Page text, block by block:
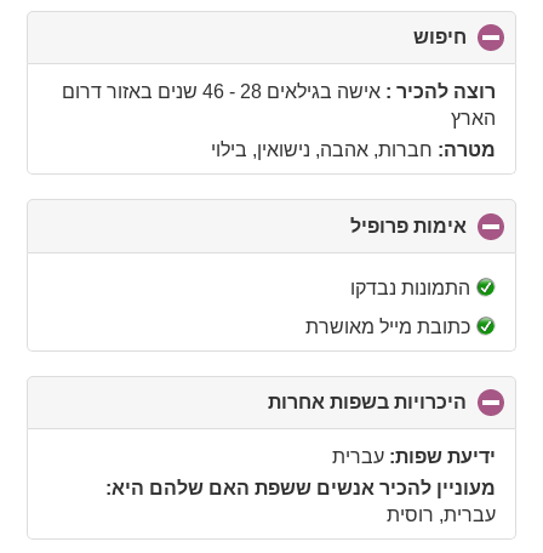
חיפוש
to
collapseרוצה להכיר :אישה בגילאים 28 - 46 שנים באזור דרום
הארץ
מטרה: חברות, אהבה, נישואין, בילוי
אימות פרופיל
to
התמונות נבדקו
כתובת מייל מאושרת
היכרויות בשפות אחרות
to
ידיעת שפות: עברית
מעוניין להכיר אנשים ששפת האם שלהם היא:
עברית, רוסית